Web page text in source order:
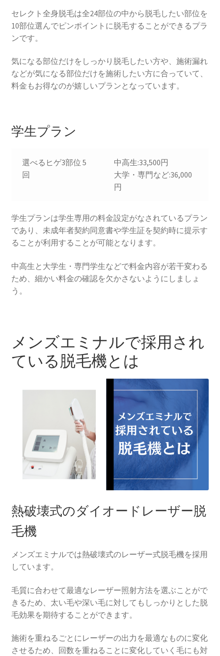
セレクト全身脱毛は全24部位の中から脱毛したい部位を
10部位選んでピンポイントに脱毛することができるプラ
ンです。
気になる部位だけをしっかり脱毛したい方や、施術漏れ
などが気になる部位だけを施術したい方に合っていて、
料金もお得なのが嬉しいプランとなっています。
学生プラン
選べるヒゲ3部位 5
回
中高生:33,500円
大学・専門など:36,000
円
学生プランは学生専用の料金設定がなされているプラン
であり、未成年者契約同意書や学生証を契約時に提示す
ることが利用することが可能となります。
中高生と大学生・専門学生などで料金内容が若干変わる
ため、細かい料金の確認を欠かさないようにしましょ
う。
メンズエミナルで採用され
ている脱毛機とは
熱破壊式のダイオードレーザー脱
毛機
メンズエミナルでは熱破壊式のレーザー式脱毛機を採用
しています。
毛質に合わせて最適なレーザー照射方法を選ぶことがで
きるため、太い毛や深い毛に対してもしっかりとした脱
毛効果を期待することができます。
施術を重ねるごとにレーザーの出力を最適なものに変化
させるため、回数を重ねることに変化していく毛にも対